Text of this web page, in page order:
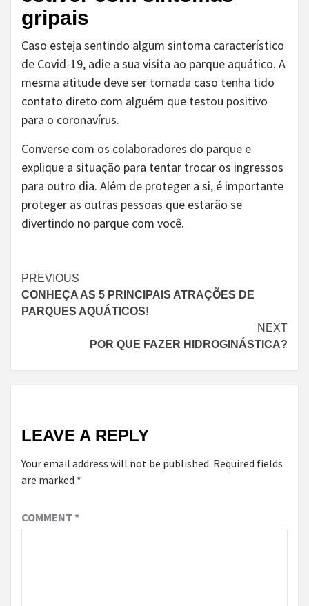
gripais
Caso esteja sentindo algum sintoma característico
de Covid-19, adie a sua visita ao parque aquático. A
mesma atitude deve ser tomada caso tenha tido
contato direto com alguém que testou positivo
para o coronavírus.
Converse com os colaboradores do parque e
explique a situação para tentar trocar os ingressos
para outro dia. Além de proteger a si, é importante
proteger as outras pessoas que estarão se
divertindo no parque com você.
Continue
Reading
PREVIOUS
CONHEÇA AS 5 PRINCIPAIS ATRAÇÕES DE
PARQUES AQUÁTICOS!
NEXT
POR QUE FAZER HIDROGINÁSTICA?
LEAVE A REPLY
Your email address will not be published. Required fields
are marked *
COMMENT *